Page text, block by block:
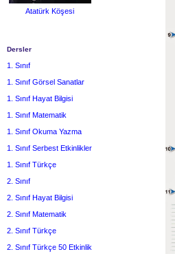
Atatürk Köşesi
Dersler
1. Sınıf
1. Sınıf Görsel Sanatlar
1. Sınıf Hayat Bilgisi
1. Sınıf Matematik
1. Sınıf Okuma Yazma
1. Sınıf Serbest Etkinlikler
1. Sınıf Türkçe
2. Sınıf
2. Sınıf Hayat Bilgisi
2. Sınıf Matematik
2. Sınıf Türkçe
2. Sınıf Türkçe 50 Etkinlik